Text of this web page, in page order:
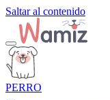
Saltar al contenido
PERRO